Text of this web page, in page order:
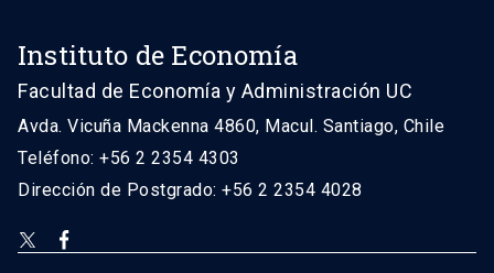
Instituto de Economía
Facultad de Economía y Administración UC
Avda. Vicuña Mackenna 4860, Macul. Santiago, Chile
Teléfono: +56 2 2354 4303
Dirección de Postgrado: +56 2 2354 4028